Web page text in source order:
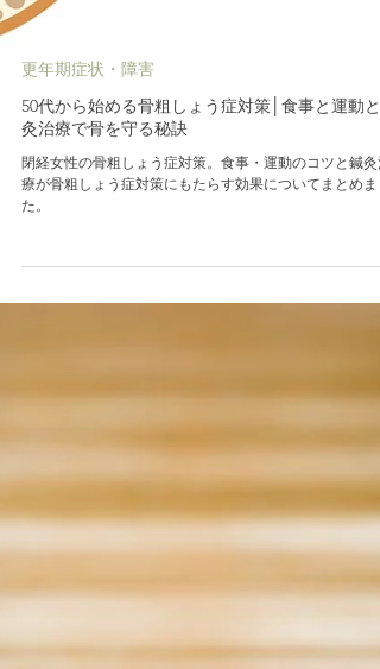
閉経女性の骨粗しょう症対策。食事・運動のコツと鍼灸